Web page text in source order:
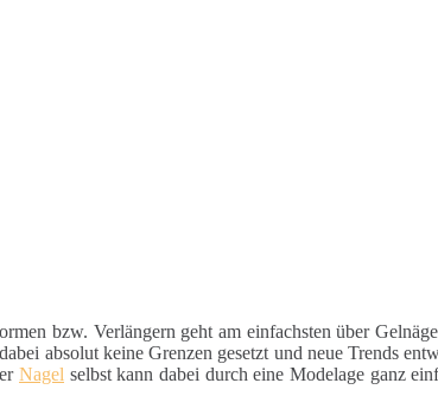
bzw. Verlängern geht am einfachsten über
absolut keine Grenzen gesetzt und neue Trends
Nagel selbst kann dabei durch eine Modelage ganz